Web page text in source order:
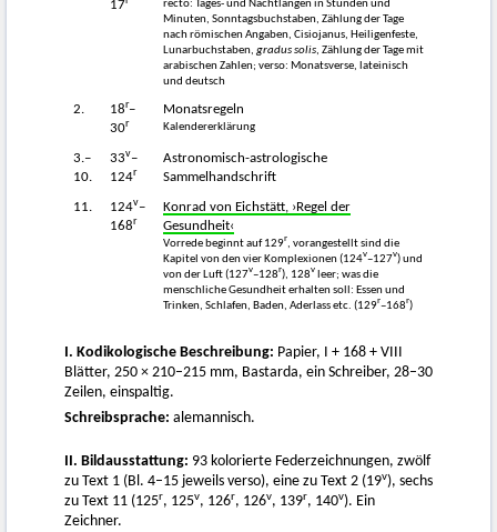
17
recto: Tages- und Nachtlängen in Stunden und
Minuten, Sonntagsbuchstaben, Zählung der Tage
nach römischen Angaben, Cisiojanus, Heiligenfeste,
Lunarbuchstaben, gradus solis, Zählung der Tage mit
arabischen Zahlen; verso: Monatsverse, lateinisch
und deutsch
2. 18r–
30r
Monatsregeln
Kalendererklärung
3.–
10.
33v–
124r
Astronomisch-astrologische
Sammelhandschrift
11. 124v–
168r
Konrad von Eichstätt, ›Regel der
Gesundheit‹
Vorrede beginnt auf 129r, vorangestellt sind die
Kapitel von den vier Komplexionen (124v–127v) und
von der Luft (127v–128r), 128v
leer; was die
menschliche Gesundheit erhalten soll: Essen und
Trinken, Schlafen, Baden, Aderlass etc. (129r–168r)
I. Kodikologische Beschreibung: Papier, I + 168 + VIII
Blätter, 250 × 210–215 mm, Bastarda, ein Schreiber, 28–30
Zeilen, einspaltig.
Schreibsprache: alemannisch.
II. Bildausstattung: 93 kolorierte Federzeichnungen, zwölf
zu Text 1 (Bl. 4–15 jeweils verso), eine zu Text 2 (19v), sechs
zu Text 11 (125r, 125v, 126r, 126v, 139r, 140v). Ein
Zeichner.